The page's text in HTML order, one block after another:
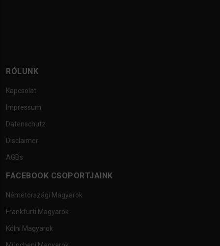
RÓLUNK
Kapcsolat
Impressum
Datenschutz
Disclaimer
AGBs
FACEBOOK CSOPORTJAINK
Németországi Magyarok
Frankfurti Magyarok
Kölni Magyarok